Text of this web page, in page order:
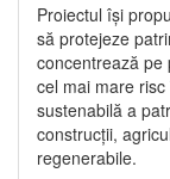
Proiectul își
să protejeze
concentrează pe
cel mai mare
sustenabilă a
construcții,
regenerabile.